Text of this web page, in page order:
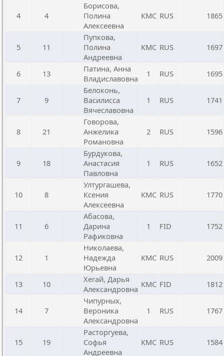
4 4
Борисова,
Полина
Алексеевна
КМС RUS 1865
5 11
Пупкова,
Полина
Андреевна
КМС RUS 1697
6 13
Патина, Анна
Владиславовна
1 RUS 1695
7 9
Белоконь,
Василисса
Вячеславовна
1 RUS 1741
8 21
Говорова,
Анжелика
Романовна
2 RUS 1596
9 18
Бурдукова,
Анастасия
Павловна
1 RUS 1652
10 8
Ултургашева,
Ксения
Алексеевна
КМС RUS 1770
11 6
Абасова,
Дарина
Рафиковна
1 FID 1752
12 1
Николаева,
Надежда
Юрьевна
КМС RUS 2009
13 10
Хегай, Дарья
Александровна КМС FID 1812
14 7
Чипурных,
Вероника
Александровна
1 RUS 1767
15 19
Расторгуева,
Софья
Андреевна
КМС RUS 1584